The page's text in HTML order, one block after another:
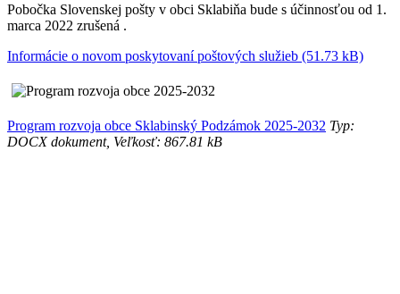
Pobočka Slovenskej pošty v obci Sklabiňa bude s účinnosťou od 1.
marca 2022 zrušená .
Informácie o novom poskytovaní poštových služieb (51.73 kB)
Program rozvoja obce Sklabinský Podzámok 2025-2032 Typ:
DOCX dokument, Veľkosť: 867.81 kB